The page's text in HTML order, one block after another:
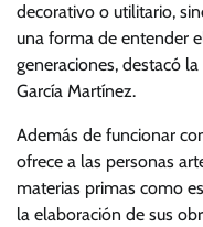
decorativo o utilitario,
una forma de entender
generaciones, destacó
García Martínez.
Además de funcionar
ofrece a las personas
materias primas como
la elaboración de sus